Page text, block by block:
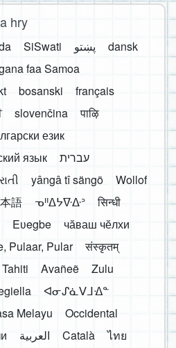
hry
SiSwati پښتو
dansk
faa Samoa
bosanski
français
slovenčina
पाऴि
език
язык
עברית
yângâ tî sängö
Wollof
語 ᓀᐦᐃᔭᐍᐏᐣ
सिन्धी
Eʋegbe
чӑваш чӗлхи
Pulaar, Pular
संस्कृतम्
Avañeẽ
Zulu
ᐊᓂᔑᓈᐯᒧᐎᓐ
Melayu
Occidental
العربية Català
ไทย